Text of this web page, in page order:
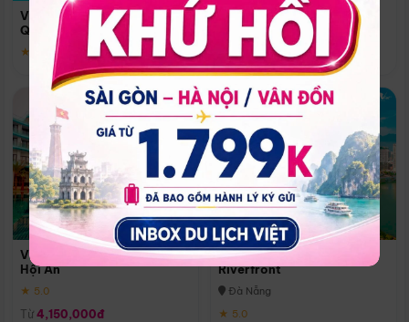
Vinpearl Resort & Spa Phu
Quoc
★ 5.0
Quoc
Phú Quốc
★ 5.0
Vinpearl Resort & Golf Nam
Hội An
★ 5.0
Từ 4,150,000đ
Melia Vinpearl Danang
Riverfront
Đà Nẵng
★ 5.0